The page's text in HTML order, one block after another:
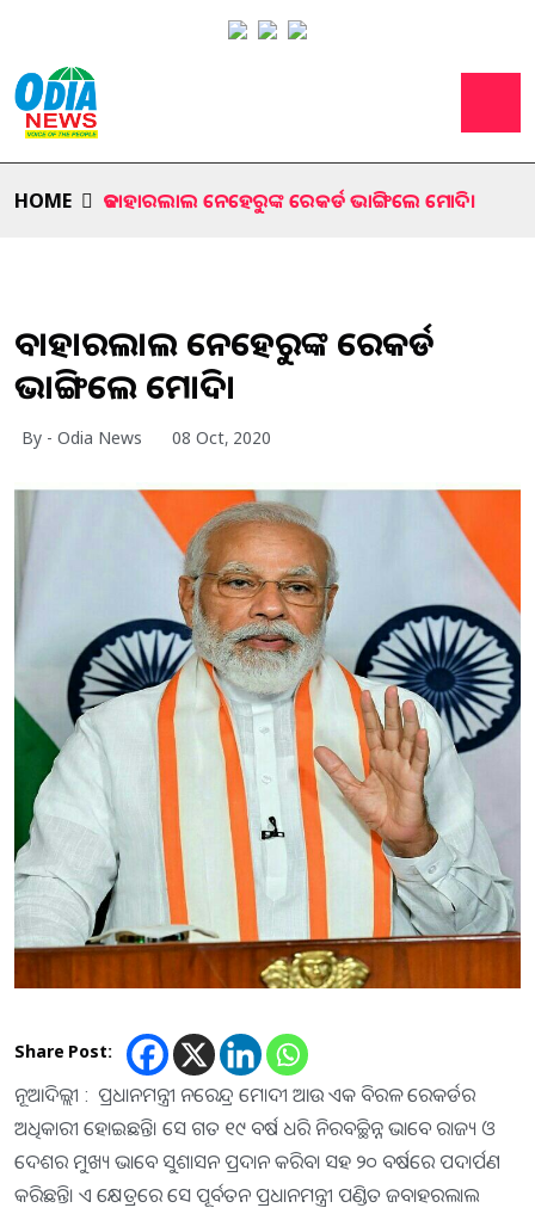
HOME ଜବାହାରଲାଲ ନେହେରୁଙ୍କ ରେକର୍ଡ ଭାଙ୍ଗିଲେ ମୋଦି।
ଜବାହାରଲାଲ ନେହେରୁଙ୍କ ରେକର୍ଡ
ଭାଙ୍ଗିଲେ ମୋଦି।
By - Odia News 08 Oct, 2020
Share Post:
ନୂଆଦିଲ୍ଲୀ : ପ୍ରଧାନମନ୍ତ୍ରୀ ନରେନ୍ଦ୍ର ମୋଦୀ ଆଉ ଏକ ବିରଳ ରେକର୍ଡର
ଅଧିକାରୀ ହୋଇଛନ୍ତି। ସେ ଗତ ୧୯ ବର୍ଷ ଧରି ନିରବଚ୍ଛିନ୍ନ ଭାବେ ରାଜ୍ୟ ଓ
ଦେଶର ମୁଖ୍ୟ ଭାବେ ସୁଶାସନ ପ୍ରଦାନ କରିବା ସହ ୨୦ ବର୍ଷରେ ପଦାର୍ପଣ
କରିଛନ୍ତି। ଏ କ୍ଷେତ୍ରରେ ସେ ପୂର୍ବତନ ପ୍ରଧାନମନ୍ତ୍ରୀ ପଣ୍ଡିତ ଜବାହରଲାଲ